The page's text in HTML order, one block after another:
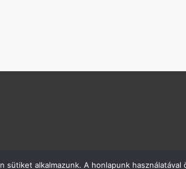
alkalmazunk. A honlapunk